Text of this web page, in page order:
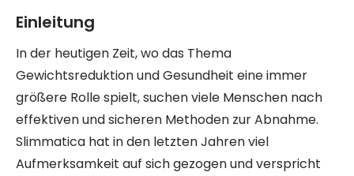
Einleitung
In der heutigen Zeit, wo das Thema
Gewichtsreduktion und Gesundheit eine immer
größere Rolle spielt, suchen viele Menschen nach
effektiven und sicheren Methoden zur Abnahme.
Slimmatica hat in den letzten Jahren viel
Aufmerksamkeit auf sich gezogen und verspricht